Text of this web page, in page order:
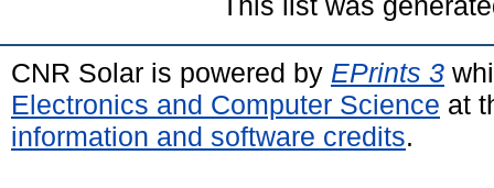
This list was
CNR Solar is powered by EPrints 3
Electronics and Computer Science at
information and software credits.